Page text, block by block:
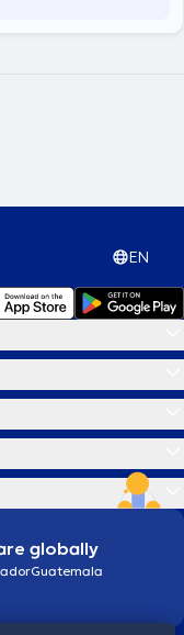
EN
globally
Guatemala